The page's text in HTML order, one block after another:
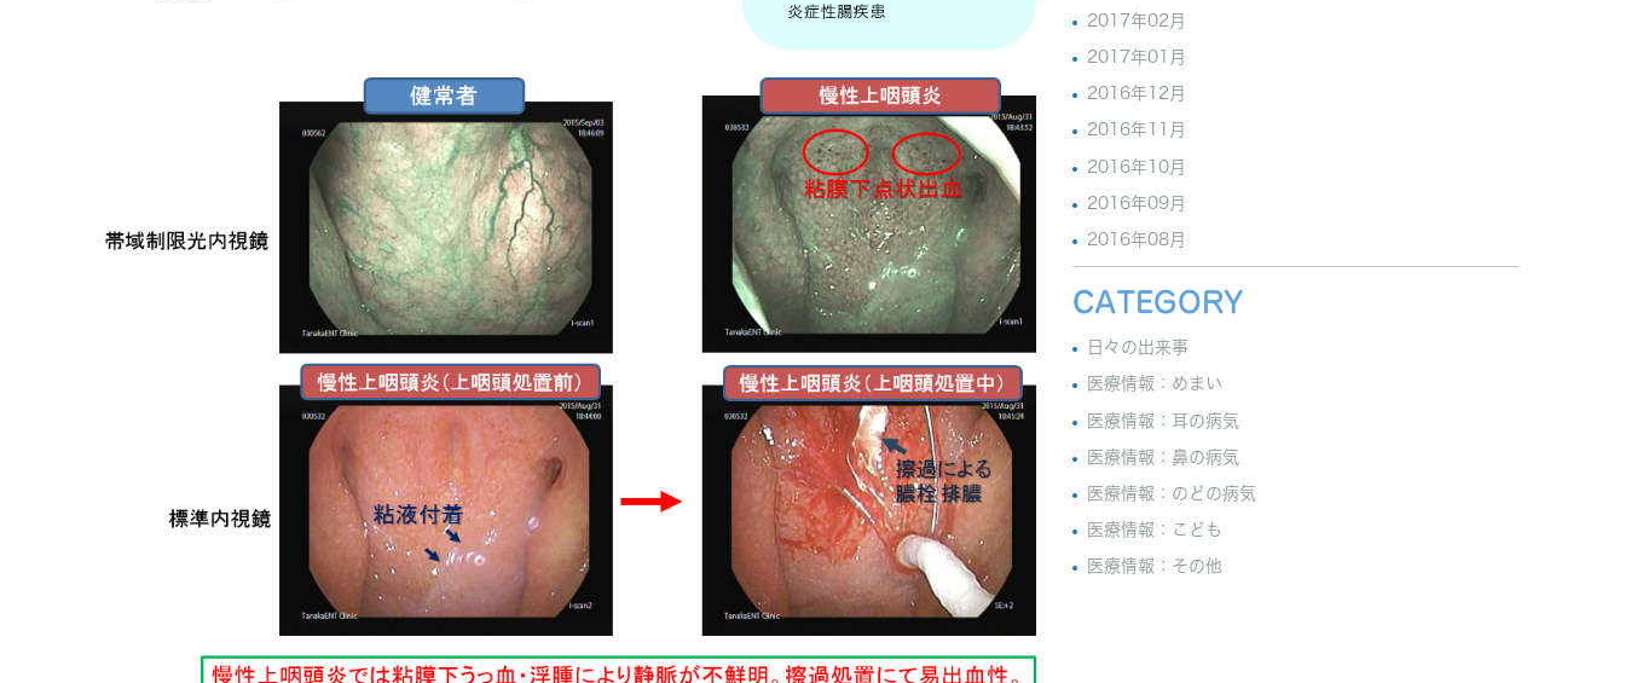
2017年02月
2017年01月
2016年12月
2016年11月
2016年10月
2016年09月
2016年08月
CATEGORY
日々の出来事
医療情報：めまい
医療情報：耳の病気
医療情報：鼻の病気
医療情報：のどの病気
医療情報：こども
医療情報：その他